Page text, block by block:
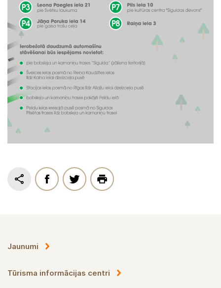
Jaunumi
Tūrisma informācijas centri